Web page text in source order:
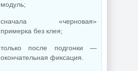
модуль;
сначала «черновая»
примерка без клея;
только после подгонки —
окончательная фиксация.